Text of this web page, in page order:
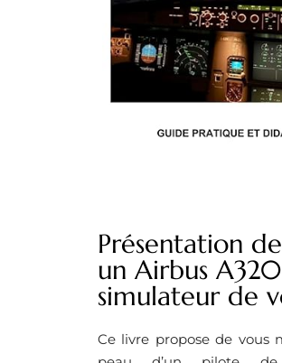
Présentation
un Airbus
simulateur de
Ce livre propose de vous